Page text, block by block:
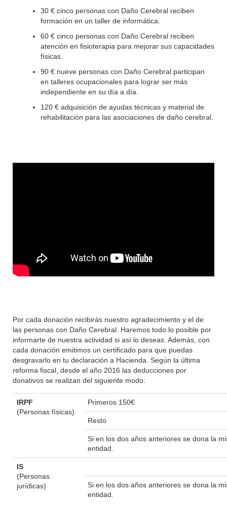
30 € cinco personas con Daño Cerebral reciben
formación en un taller de informática.
60 € cinco personas con Daño Cerebral reciben
atención en fisioterapia para mejorar sus capacidades
físicas.
90 € nueve personas con Daño Cerebral participan
en talleres ocupacionales para lograr ser más
independiente en su día a día.
120 € adquisición de ayudas técnicas y material de
rehabilitación para las asociaciones de daño cerebral.
Por cada donación recibirás nuestro agradecimiento y el de
las personas con Daño Cerebral. Haremos todo lo posible por
informarte de nuestra actividad si así lo deseas. Además, con
cada donación emitimos un certificado para que puedas
desgravarlo en tu declaración a Hacienda. Según la última
reforma fiscal, desde el año 2016 las deducciones por
donativos se realizan del siguiente modo:
IRPF
(Personas físicas)
Primeros 150€
Resto
Si en los dos años anteriores se dona la
entidad.
IS
(Personas
jurídicas)
Si en los dos años anteriores se dona la
entidad.